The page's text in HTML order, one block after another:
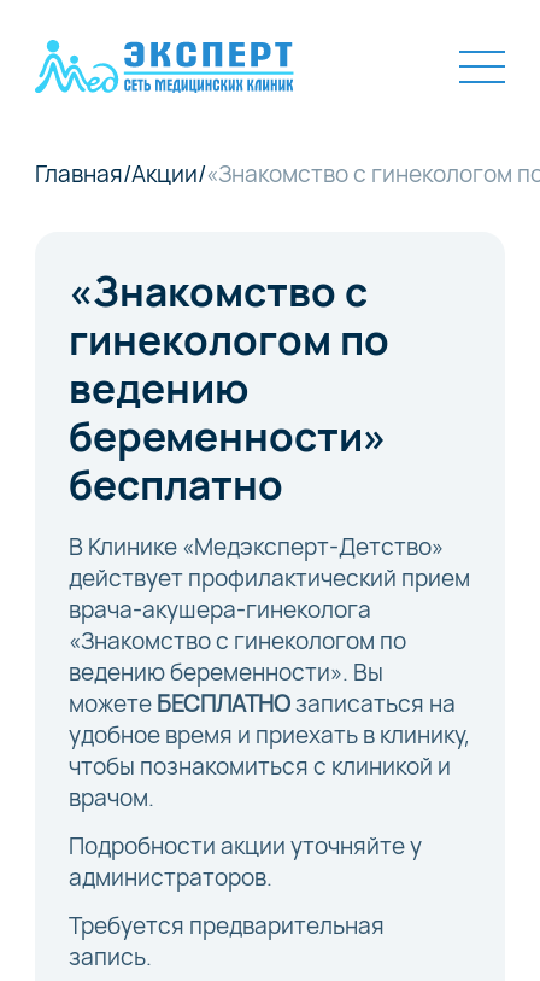
Главная/Акции/«Знакомство с гинекологом
«Знакомство с
гинекологом по
ведению
беременности»
бесплатно
В Клинике «Медэксперт-Детство»
действует профилактический прием
врача-акушера-гинеколога
«Знакомство с гинекологом по
ведению беременности». Вы
можетеБЕСПЛАТНОзаписаться на
удобное время и приехать в клинику,
чтобы познакомиться с клиникой и
врачом.
Подробности акции уточняйте у
администраторов.
Требуется предварительная
запись.